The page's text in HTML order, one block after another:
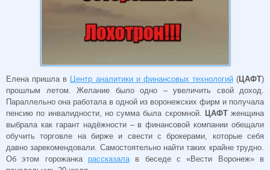
Елена пришла в Центр аналитики и финансовых технологий(ЦАФТ)
прошлым летом. Желание было одно – увеличить свой доход.
Параллельно она работала в одной из воронежских фирм и получала
пенсию по инвалидности, но сумма была скромной.
ЦАФТженщина
выбрала как гарант надёжности – в финансовой компании обещали
обучить торговле на бирже и свести с брокерами, которые себя
давно зарекомендовали. Самостоятельно найти таких крайне трудно.
Об этом горожанка рассказала в беседе с «Вести Воронеж» в